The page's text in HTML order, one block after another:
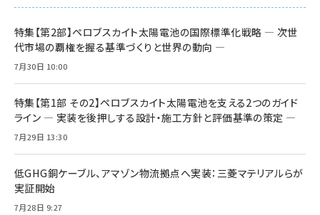
特集【第2部】ペロブスカイト太陽電池の国際標準化戦略 ― 次世
代市場の覇権を握る基準づくりと世界の動向 ―
7月30日 10:00
特集【第1部 その2】ペロブスカイト太陽電池を支える2つのガイド
ライン ― 実装を後押しする設計・施工方針と評価基準の策定 ―
7月29日 13:30
低GHG銅ケーブル、アマゾン物流拠点へ実装：三菱マテリアルらが
実証開始
7月28日 9:27